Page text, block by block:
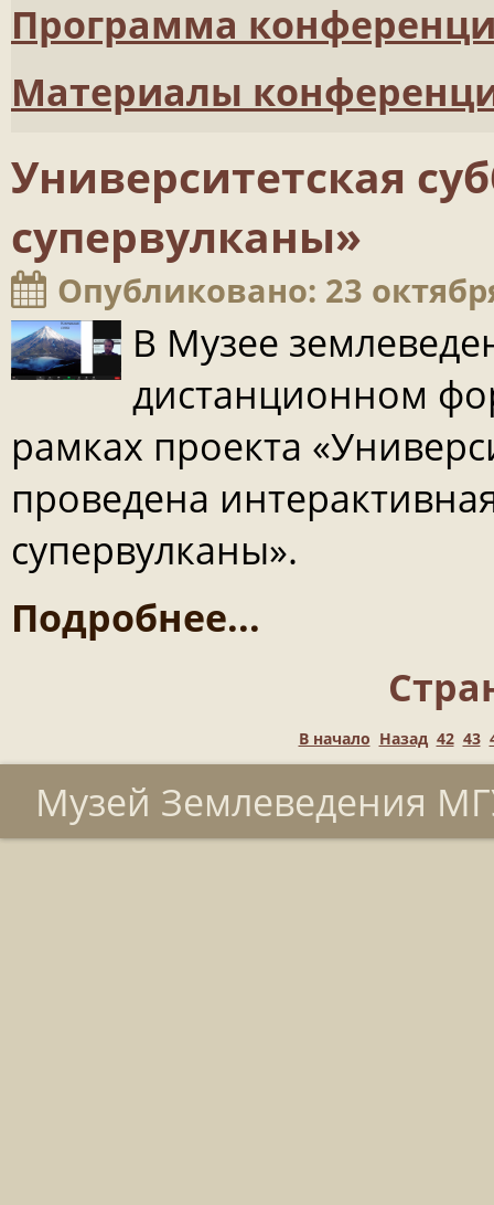
Программа
Материалы
Университетская
супервулканы»
Опубликовано: 23
В Музее
дистанционном
рамках проекта
проведена
супервулканы».
Подробнее...
В начало Назад 42 43
Музей Землеведения